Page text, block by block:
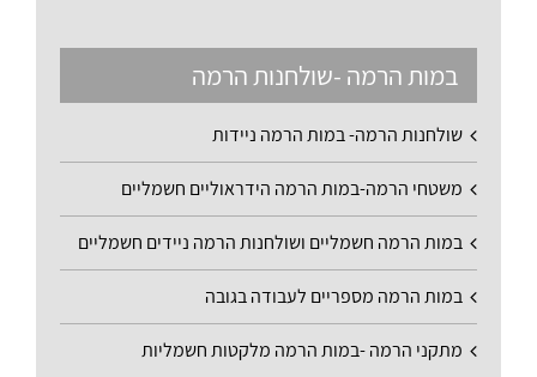
במות הרמה -שולחנות הרמה
שולחנות הרמה- במות הרמה ניידות
משטחי הרמה-במות הרמה הידראוליים חשמליים
במות הרמה חשמליים ושולחנות הרמה ניידים חשמליים
במות הרמה מספריים לעבודה בגובה
מתקני הרמה -במות הרמה מלקטות חשמליות